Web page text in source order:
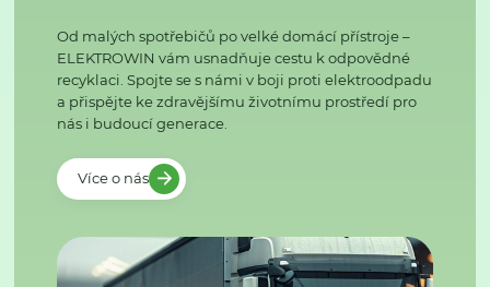
Od malých spotřebičů po velké domácí přístroje –
ELEKTROWIN vám usnadňuje cestu k odpovědné
recyklaci. Spojte se s námi v boji proti elektroodpadu
a přispějte ke zdravějšímu životnímu prostředí pro
nás i budoucí generace.
Více o nás